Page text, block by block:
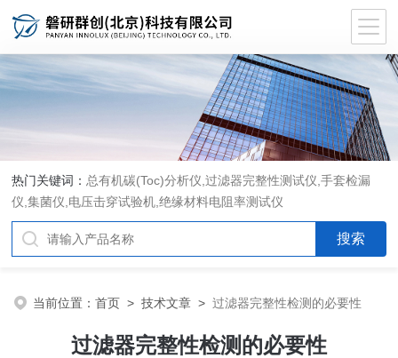
热门关键词： 总有机碳(Toc)分析仪 ,过滤器完整性测试仪 ,手套检漏
仪 ,集菌仪 电压击穿试验机 ,绝缘材料电阻率测试仪
当前位置：首页 >技术文章 >过滤器完整性检测的必要性
过滤器完整性检测的必要性